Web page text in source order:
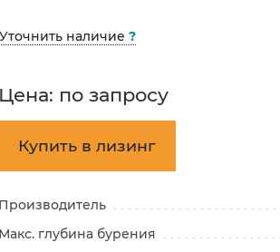
Уточнить наличие ?
Цена: по запросу
Купить в лизинг
Производитель
Макс. глубина бурения